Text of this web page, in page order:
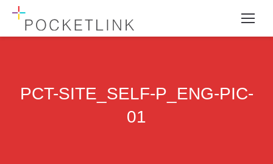
PCT-SITE_SELF-P_ENG-PIC-
01